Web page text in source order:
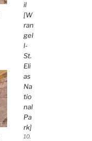
il
[W
ran
gel
l-
St.
Eli
as
Na
tio
nal
Pa
rk]
10.